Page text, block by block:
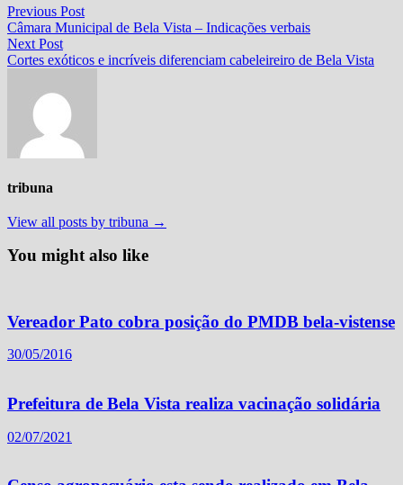
Navegação
de
Post
Previous PostPrevious
post:
Câmara Municipal de Bela Vista – Indicações verbais
Next PostNext
post:
Cortes exóticos e incríveis diferenciam cabeleireiro de Bela Vista
tribuna
View all posts by tribuna →
You might also like
Vereador Pato cobra posição do PMDB bela-vistense
30/05/2016
Prefeitura de Bela Vista realiza vacinação solidária
02/07/2021